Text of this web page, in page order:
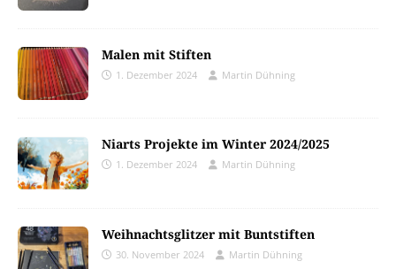
Malen mit Stiften
1. Dezember 2024 Martin Dühning
Niarts Projekte im Winter 2024/2025
1. Dezember 2024 Martin Dühning
Weihnachtsglitzer mit Buntstiften
30. November 2024 Martin Dühning